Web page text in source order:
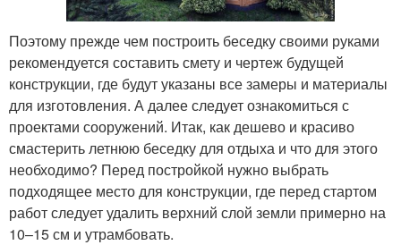
Поэтому прежде чем построить беседку своими руками
рекомендуется составить смету и чертеж будущей
конструкции, где будут указаны все замеры и материалы
для изготовления. А далее следует ознакомиться с
проектами сооружений. Итак, как дешево и красиво
смастерить летнюю беседку для отдыха и что для этого
необходимо? Перед постройкой нужно выбрать
подходящее место для конструкции, где перед стартом
работ следует удалить верхний слой земли примерно на
10–15 см и утрамбовать.